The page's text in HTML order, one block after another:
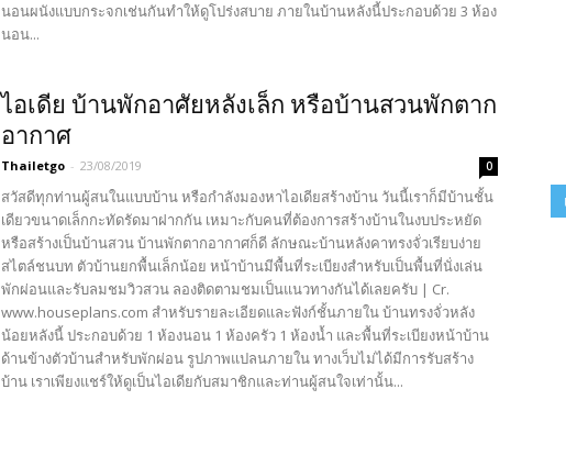
นอนผนังแบบกระจกเช่นกันทำให้ดูโปร่งสบาย ภายในบ้านหลังนี้ประกอบด้วย 3 ห้อง
นอน...
ไอเดีย บ้านพักอาศัยหลังเล็ก หรือบ้านสวนพักตาก
อากาศ
Thailetgo - 23/08/2019 0
สวัสดีทุกท่านผู้สนในแบบบ้าน หรือกำลังมองหาไอเดียสร้างบ้าน วันนี้เราก็มีบ้านชั้น
เดียวขนาดเล็กกะทัดรัดมาฝากกัน เหมาะกับคนที่ต้องการสร้างบ้านในงบประหยัด
หรือสร้างเป็นบ้านสวน บ้านพักตากอากาศก็ดี ลักษณะบ้านหลังคาทรงจั่วเรียบง่าย
สไตล์ชนบท ตัวบ้านยกพื้นเล็กน้อย หน้าบ้านมีพื้นที่ระเบียงสำหรับเป็นพื้นที่นั่งเล่น
พักผ่อนและรับลมชมวิวสวน ลองติดตามชมเป็นแนวทางกันได้เลยครับ | Cr.
www.houseplans.com สำหรับรายละเอียดและฟังก์ชั้นภายใน บ้านทรงจั่วหลัง
น้อยหลังนี้ ประกอบด้วย 1 ห้องนอน 1 ห้องครัว 1 ห้องน้ำ และพื้นที่ระเบียงหน้าบ้าน
ด้านข้างตัวบ้านสำหรับพักผ่อน รูปภาพแปลนภายใน ทางเว็บไม่ได้มีการรับสร้าง
บ้าน เราเพียงแชร์ให้ดูเป็นไอเดียกับสมาชิกและท่านผู้สนใจเท่านั้น...